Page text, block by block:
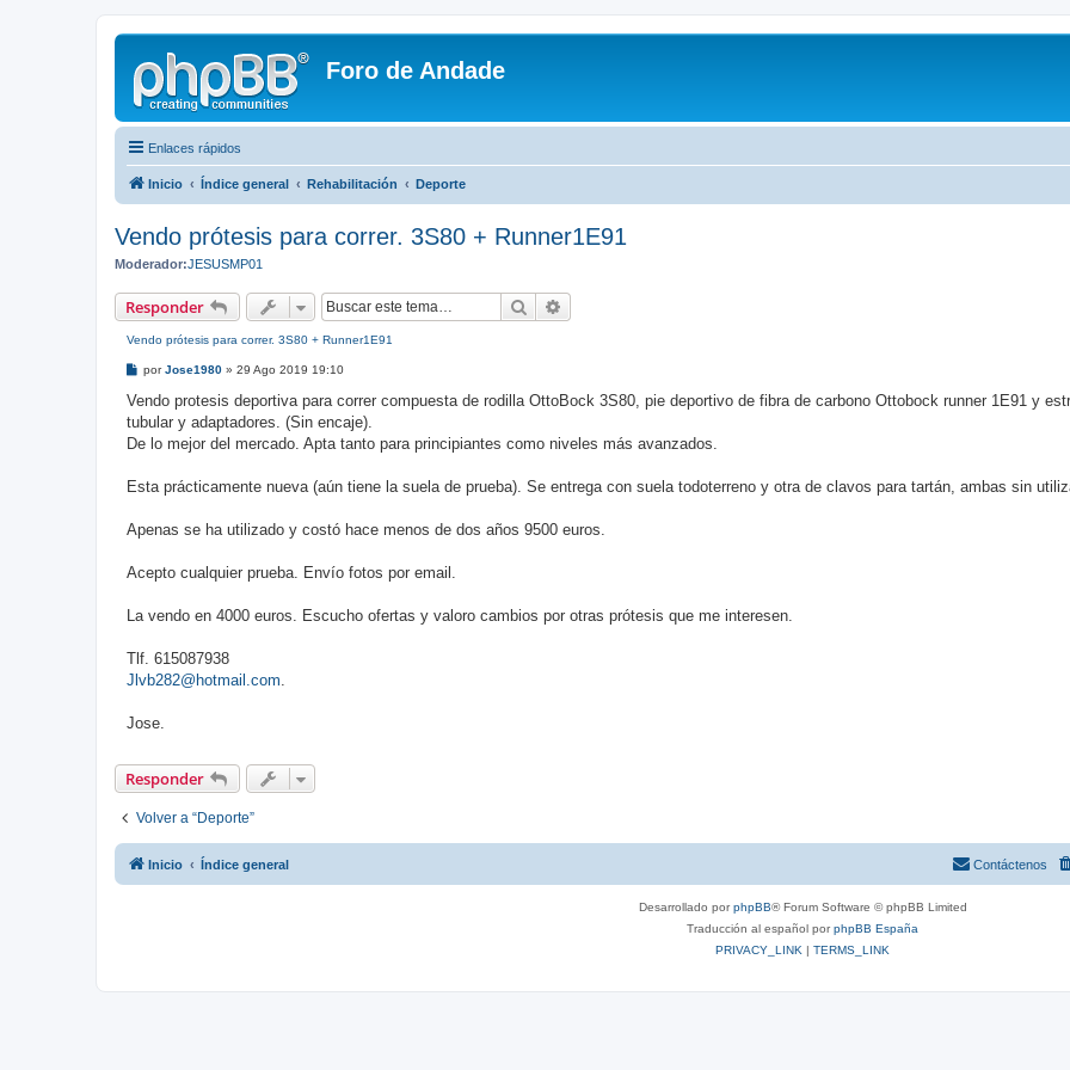
Foro de Andade
Enlaces rápidos
Inicio Índice general Rehabilitación Deporte
Vendo prótesis para correr. 3S80 + Runner1E91
Moderador:JESUSMP01
Responder Buscar
Vendo prótesis para correr. 3S80 + Runner1E91
M
n
a
j
porJose1980 » 29 Ago 2019 19:10
Vendo protesis deportiva para correr compuesta de rodilla OttoBock 3S80, pie deportivo de fibra de carbono Ottobock runner 1E91 y
tubular y adaptadores. (Sin encaje).
De lo mejor del mercado. Apta tanto para principiantes como niveles más avanzados.
Esta prácticamente nueva (aún tiene la suela de prueba). Se entrega con suela todoterreno y otra de clavos para tartán, ambas sin
Apenas se ha utilizado y costó hace menos de dos años 9500 euros.
Acepto cualquier prueba. Envío fotos por email.
La vendo en 4000 euros. Escucho ofertas y valoro cambios por otras prótesis que me interesen.
Tlf. 615087938
Jlvb282@hotmail.com
Jose.
Responder
Volver a “Deporte”
Inicio Índice general Contáctenos
Desarrollado porphpBB® Forum Software © phpBB Limited
Traducción al español porphpBB España
PRIVACY_LINK | TERMS_LINK